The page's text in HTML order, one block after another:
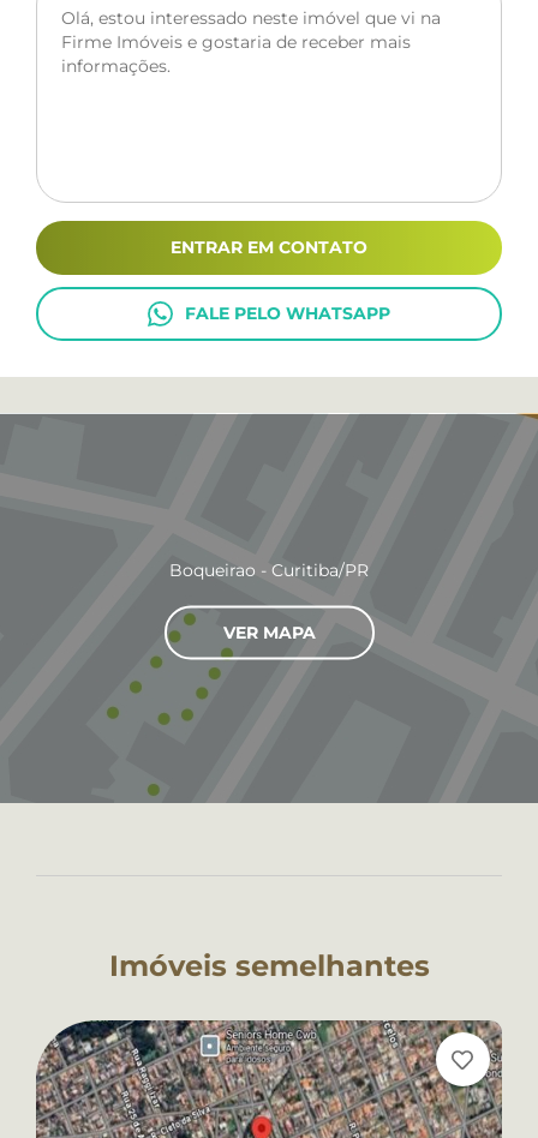
ENTRAR EM CONTATO
FALE PELO WHATSAPP
Boqueirao - Curitiba/PR
VER MAPA
Imóveis semelhantes